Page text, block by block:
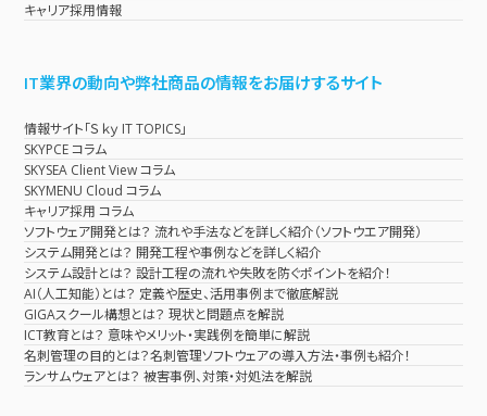
キャリア採用情報
IT業界の動向や弊社商品の情報をお届けするサイト
情報サイト「Ｓｋｙ IT TOPICS」
SKYPCE コラム
SKYSEA Client View コラム
SKYMENU Cloud コラム
キャリア採用 コラム
ソフトウェア開発とは？ 流れや手法などを詳しく紹介（ソフトウエア開発）
システム開発とは？ 開発工程や事例などを詳しく紹介
システム設計とは？ 設計工程の流れや失敗を防ぐポイントを紹介！
AI（人工知能）とは？ 定義や歴史、活用事例まで徹底解説
GIGAスクール構想とは？ 現状と問題点を解説
ICT教育とは？ 意味やメリット・実践例を簡単に解説
名刺管理の目的とは？名刺管理ソフトウェアの導入方法・事例も紹介！
ランサムウェアとは？ 被害事例、対策・対処法を解説